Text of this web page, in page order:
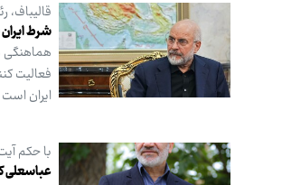
شرط
هماهنگی
فعالیت
ایران
با حکم